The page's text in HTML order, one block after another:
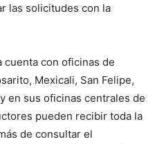
las solicitudes con la
cuenta con oficinas de
Mexicali, San Felipe,
en sus oficinas centrales de
pueden recibir toda la
de consultar el